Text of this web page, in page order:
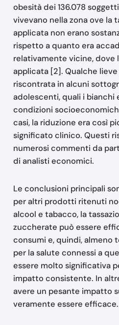
obesità dei 136.078
vivevano nella zona ove la
applicata non erano
rispetto a quanto era
relativamente vicine, dove
applicata [2]. Qualche
riscontrata in alcuni
adolescenti, quali i bianchi
condizioni
casi, la riduzione era così
significato clinico. Questi
numerosi commenti da
di analisti economici.
Le conclusioni principali
per altri prodotti ritenuti
alcool e tabacco, la
zuccherate può essere
consumi e, quindi, almeno
per la salute connessi a
essere molto significativa
impatto consistente. In
avere un pesante impatto
veramente essere efficace.